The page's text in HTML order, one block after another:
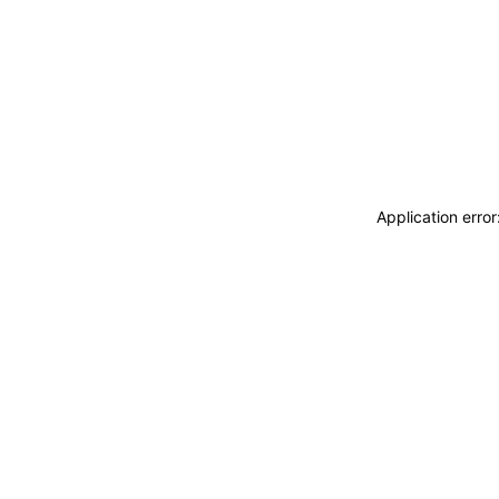
Application